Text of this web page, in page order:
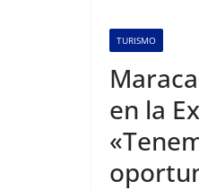
TURISMO
en la